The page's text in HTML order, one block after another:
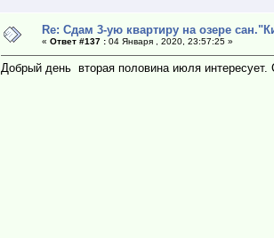
Re: Сдам 3-ую квартиру на озере
« Ответ #137 :04 Января , 2020, 23:57:25 »
Добрый день вторая половина июля интересует.